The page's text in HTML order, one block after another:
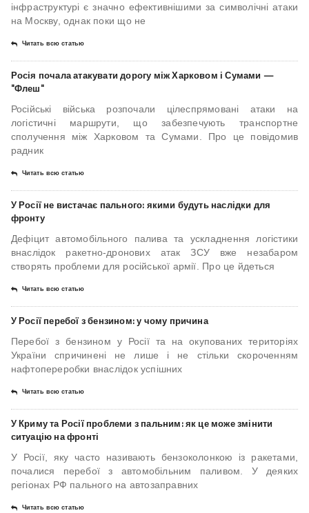
інфраструктурі є значно ефективнішими за символічні атаки
на Москву, однак поки що не
Читать всю статью
Росія почала атакувати дорогу між Харковом і Сумами —
"Флеш"
Російські війська розпочали цілеспрямовані атаки на
логістичні маршрути, що забезпечують транспортне
сполучення між Харковом та Сумами. Про це повідомив
радник
Читать всю статью
У Росії не вистачає пального: якими будуть наслідки для
фронту
Дефіцит автомобільного палива та ускладнення логістики
внаслідок ракетно-дронових атак ЗСУ вже незабаром
створять проблеми для російської армії. Про це йдеться
Читать всю статью
У Росії перебої з бензином: у чому причина
Перебої з бензином у Росії та на окупованих територіях
України спричинені не лише і не стільки скороченням
нафтопереробки внаслідок успішних
Читать всю статью
У Криму та Росії проблеми з пальним: як це може змінити
ситуацію на фронті
У Росії, яку часто називають бензоколонкою із ракетами,
почалися перебої з автомобільним паливом. У деяких
регіонах РФ пального на автозаправних
Читать всю статью